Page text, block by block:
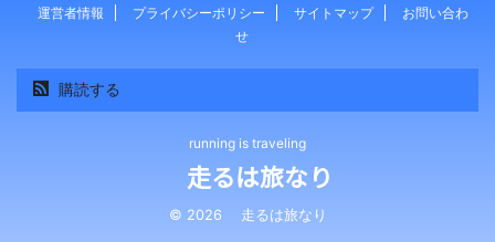
運営者情報 プライバシーポリシー サイトマップ
お問い合わ
せ
購読する
running is traveling
走るは旅なり
© 2026 走るは旅なり